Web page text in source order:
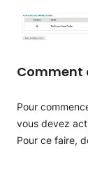
Comment
Pour
vous devez
Pour ce faire,